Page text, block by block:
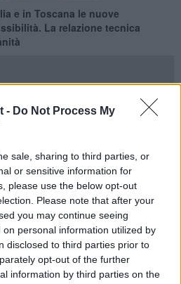
- Do Not Process My
sale, sharing to third parties, or
or sensitive information for
please use the below opt-out
Please note that after your
you may continue seeing
personal information utilized by
disclosed to third parties prior to
opt-out of the further
information by third parties on the
e in Toscana le nuove
La relazione tecnica
si fanno largo le
che in quel caso non
confronti. E' quanto emerge
survey sulle varianti del Covid-19
di sanità.
sono le sottovarianti Omicron BQ.1
Gryphon, che hanno
del 30,7% e del 2,4%.